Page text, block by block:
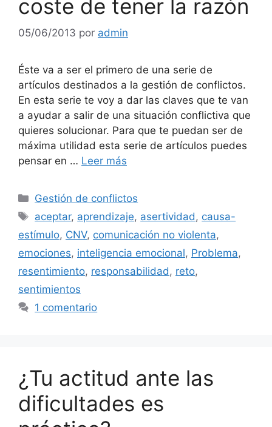
coste de tener la razón
05/06/2013 por admin
Éste va a ser el primero de una serie de
artículos destinados a la gestión de conflictos.
En esta serie te voy a dar las claves que te van
a ayudar a salir de una situación conflictiva que
quieres solucionar. Para que te puedan ser de
máxima utilidad esta serie de artículos puedes
pensar en … Leer más
Categorías
Gestión de conflictos
Etiquetas
aceptar, aprendizaje, asertividad, causa-
estímulo, CNV, comunicación no violenta,
emociones, inteligencia emocional, Problema,
resentimiento, responsabilidad, reto,
sentimientos
1 comentario
¿Tu actitud ante las
dificultades es